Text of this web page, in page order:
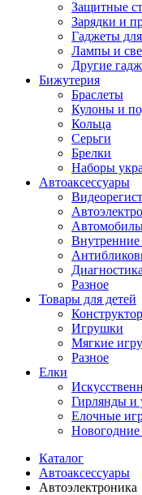
Защитные
Зарядки и
Гаджеты
Лампы и
Другие
Бижутерия
Браслеты
Кулоны и
Кольца
Серьги
Брелки
Наборы
Автоаксессуары
Внутренние
Диагностика
Разное
Товары для детей
Игрушки
Мягкие
Разное
Елки
Гирлянды и
Елочные
Новогодние
Каталог
Автоаксессуары
Автоэлектроника